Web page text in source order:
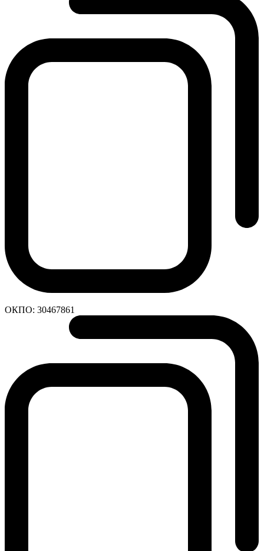
ОКПО: 30467861